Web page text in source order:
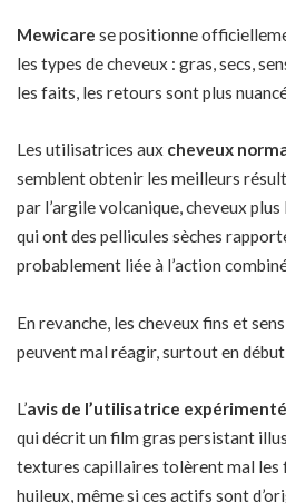
Mewicare se positionne
les types de cheveux : gras, secs,
les faits, les retours sont plus
Les utilisatrices aux cheveux
semblent obtenir les meilleurs
par l’argile volcanique, cheveux
qui ont des pellicules sèches
probablement liée à l’action
En revanche, les cheveux fins et
peuvent mal réagir, surtout en
L’avis de l’utilisatrice
qui décrit un film gras persistant
textures capillaires tolèrent mal les
huileux, même si ces actifs sont